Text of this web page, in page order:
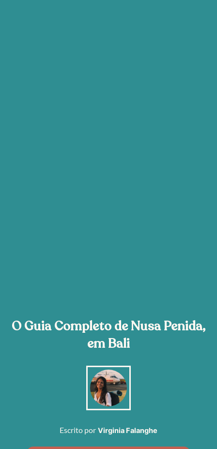
O Guia Completo de Nusa Penida,
em Bali
Escrito por Virginia Falanghe